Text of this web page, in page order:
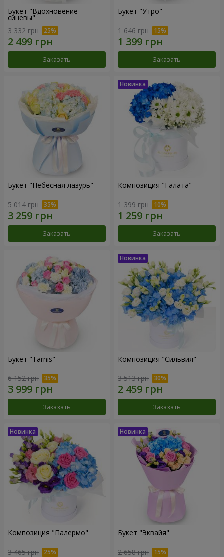
Букет "Вдохновение
синевы"
3 332 грн
Заказать
Букет "Утро"
1 646 грн
Заказать
Букет "Небесная лазурь"
5 014 грн
Заказать
Композиция "Галата"
1 399 грн
Заказать
Букет "Tarnis"
6 152 грн
Заказать
Композиция "Сильвия"
3 513 грн
Заказать
Композиция "Палермо"
3 465 грн
Букет "Эквайя"
2 658 грн